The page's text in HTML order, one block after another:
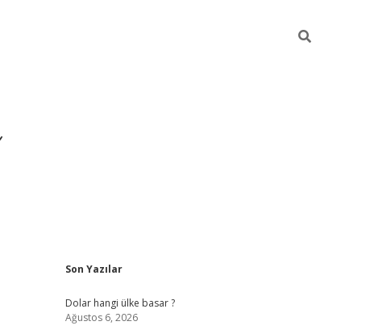
Sidebar
Son Yazılar
Dolar hangi ülke basar ?
Ağustos 6, 2026
https://hiltonbet-giris.com/